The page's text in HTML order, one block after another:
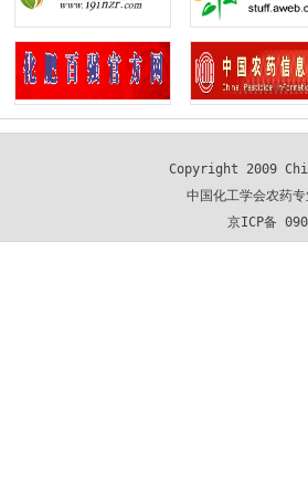
Copyright 2009
中国化工学会农药
京ICP备